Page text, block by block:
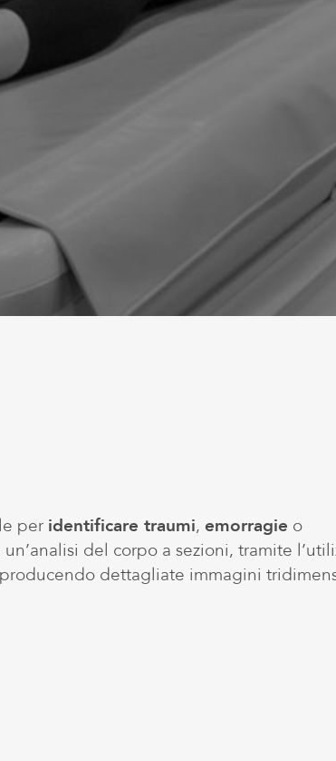
per identificare traumi, emorragie o
del corpo a sezioni, tramite
dettagliate immagini